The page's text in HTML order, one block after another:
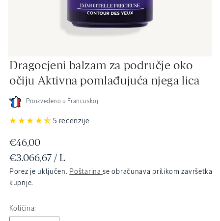
medij
u
dijaloškom
Dragocjeni balzam za područje oko
očiju Aktivna pomlađujuća njega lica
Proizvedeno u Francuskoj
5 recenzije
Redovna
cijena
€46,00
JEDINIČNA
CIJENA
€3.066,67 / PO
L
Porez je uključen. Poštarinase obračunava prilikom završetka
kupnje.
Količina: